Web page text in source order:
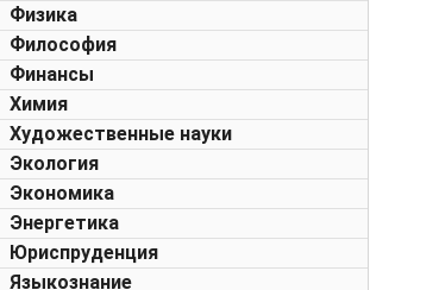
Физика
Философия
Финансы
Химия
Художественные науки
Экология
Экономика
Энергетика
Юриспруденция
Языкознание